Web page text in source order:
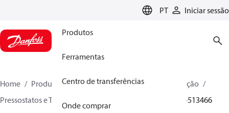
PT Iniciar sessão
Produtos
Ferramentas
Centro de transferências
Onde comprar
Home Produtos
Soluções climáticas para refrigeração
Pressostatos e Termostatos
017-513466